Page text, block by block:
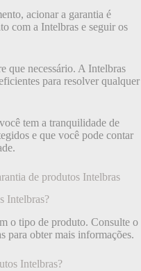
acionar a garantia é
com a Intelbras e seguir os
que necessário. A Intelbras
para resolver qualquer
tem a tranquilidade de
e que você pode contar
de produtos Intelbras
Intelbras?
o tipo de produto. Consulte o
para obter mais informações.
Intelbras?